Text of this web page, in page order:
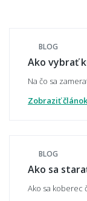
praktickejšie?
Ako zladiť
Hodí sa
priestoru?
BLOG
Ako vybrať
Na čo sa
Zobraziť článok
BLOG
Ako sa
Ako sa koberec